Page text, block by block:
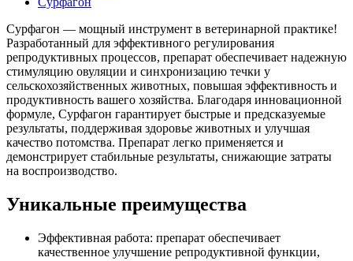
Сурфагон — мощный инструмент в ветеринарной практике!
Разработанный для эффективного регулирования
репродуктивных процессов, препарат обеспечивает надежную
стимуляцию овуляции и синхронизацию течки у
сельскохозяйственных животных, повышая эффективность и
продуктивность вашего хозяйства. Благодаря инновационной
формуле, Сурфагон гарантирует быстрые и предсказуемые
результаты, поддерживая здоровье животных и улучшая
качество потомства. Препарат легко применяется и
демонстрирует стабильные результаты, снижающие затраты
на воспроизводство.
Уникальные преимущества
Эффективная работа: препарат обеспечивает
качественное улучшение репродуктивной функции,